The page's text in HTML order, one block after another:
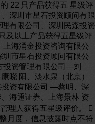
22 只产品获得五 星级评
深圳市星石投资顾问有限
有限公司、深圳民森投资
及以上产品获得五星级评
海涌金投资咨询有限公
市星石投资顾问有限公
投资管理有限公司—刘
晓 阳、淡水泉（北京）
资有限公司 —蔡明、深
海通证券、上海景林 资
理人获得五星级评价。 
月度，信息披露时点不符